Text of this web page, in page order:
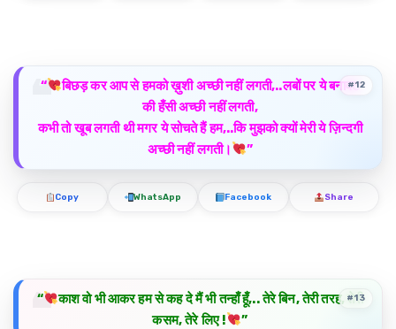
“
बिछड़ कर आप से हमको ख़ुशी अच्छी नहीं लगती,..लबों पर ये बनावट
की हँसी अच्छी नहीं लगती,
कभी तो खूब लगती थी मगर ये सोचते हैं हम,..कि मुझको क्यों मेरी ये ज़िन्दगी
अच्छी नहीं लगती।
”
#12
Copy WhatsApp Facebook Share
“
काश वो भी आकर हम से कह दे मैं भी तन्हाँ हूँ,.. तेरे बिन, तेरी तरह, तेरी
कसम, तेरे लिए !
”
#13